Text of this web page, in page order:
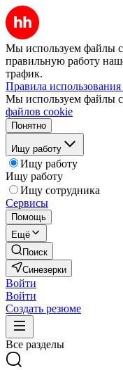
Мы используем файлы
правильную работу
трафик.
Правила
Мы используем файлы
файлов cookie
Понятно
Ищу работу
Ищу работу
Ищу работу
Ищу сотрудника
Сервисы
Помощь
Ещё
Поиск
Синезерки
Войти
Войти
Создать резюме
Все разделы